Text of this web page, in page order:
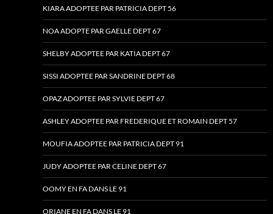
KIARA ADOPTEE PAR PATRICIA DEPT 56
NOA ADOPTE PAR GAELLE DEPT 67
SHELBY ADOPTEE PAR KATIA DEPT 67
SISSI ADOPTEE PAR SANDRINE DEPT 68
OPAZ ADOPTEE PAR SYLVIE DEPT 67
ASHLEY ADOPTEE PAR FREDERIQUE ET ROMAIN DEPT 57
MOUFIA ADOPTEE PAR PATRICIA DEPT 91
JUDY ADOPTEE PAR CELINE DEPT 67
OOMY EN FA DANS LE 91
ORIANE EN FA DANS LE 91